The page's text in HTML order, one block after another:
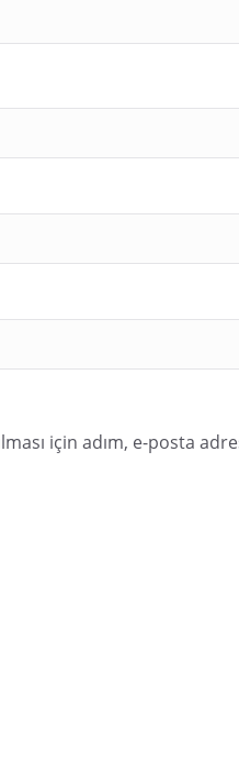
için adım, e-posta